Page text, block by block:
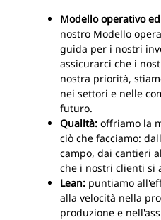
Modello operativo
nostro Modello
guida per i nostri
assicurarci che i
nostra priorità,
nei settori e nelle
futuro.
Qualità: offriamo la
ciò che facciamo:
campo, dai cantieri
che i nostri clienti si
Lean: puntiamo
alla velocità nella
produzione e